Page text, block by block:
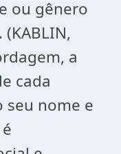
ou gênero
a
cada
seu nome e